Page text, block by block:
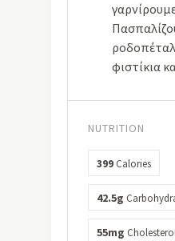
φιστίκια
NUTRITION
399 Calories
42.5g
55mg